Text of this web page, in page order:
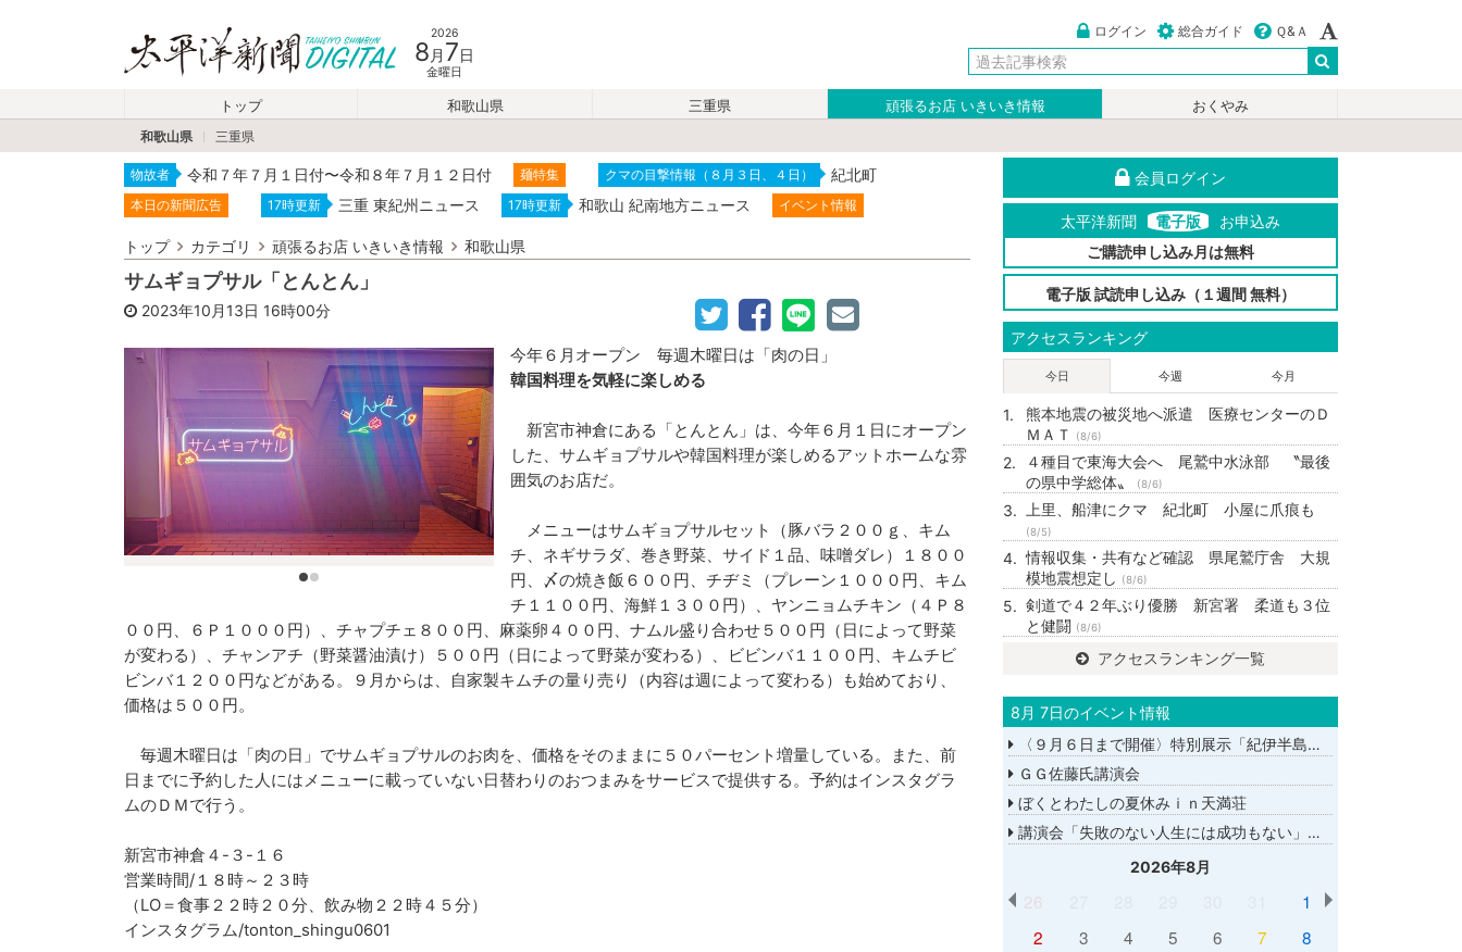
2026
8 月 7日
金曜日
ログイン 総合ガイド Ｑ&Ａ
トップ 和歌山県 三重県 頑張るお店 いきいき情報
おくやみ
和歌山県
三重県
物故者 令和７年７月１日付〜令和８年７月１２日付 麺特集 クマの目撃情報（８月３日、４日） 紀北町
本日の新聞広告 17時更新 三重 東紀州ニュース 17時更新 和歌山 紀南地方ニュース イベント情報
トップ カテゴリ 頑張るお店 いきいき情報 和歌山県
サムギョプサル「とんとん」
2023年10月13日 16時00分
今年６月オープン 毎週木曜日は「肉の日」
韓国料理を気軽に楽しめる
新宮市神倉にある「とんとん」は、今年６月１日にオープン
した、サムギョプサルや韓国料理が楽しめるアットホームな雰
囲気のお店だ。
メニューはサムギョプサルセット（豚バラ２００ｇ、キム
チ、ネギサラダ、巻き野菜、サイド１品、味噌ダレ）１８００
円、〆の焼き飯６００円、チヂミ（プレーン１０００円、キム
チ１１００円、海鮮１３００円）、ヤンニョムチキン（４Ｐ８
００円、６Ｐ１０００円）、チャプチェ８００円、麻薬卵４００円、ナムル盛り合わせ５００円（日によって野菜
が変わる）、チャンアチ（野菜醤油漬け）５００円（日によって野菜が変わる）、ビビンバ１１００円、キムチビ
ビンバ１２００円などがある。９月からは、自家製キムチの量り売り（内容は週によって変わる）も始めており、
価格は５００円。
毎週木曜日は「肉の日」でサムギョプサルのお肉を、価格をそのままに５０パーセント増量している。また、前
日までに予約した人にはメニューに載っていない日替わりのおつまみをサービスで提供する。予約はインスタグラ
ムのＤＭで行う。
新宮市神倉４-３-１６
営業時間/１８時～２３時
（LO＝食事２２時２０分、飲み物２２時４５分）
インスタグラム/tonton_shingu0601
会員ログイン
太平洋新聞 電子版
お申込み
ご購読申し込み月は無料
電子版 試読申し込み（１週間 無料）
アクセスランキング
今日 今週 今月
熊本地震の被災地へ派遣 医療センターのＤ
ＭＡＴ
(8/6)
４種目で東海大会へ 尾鷲中水泳部 〝最後
の県中学総体〟
(8/6)
上里、船津にクマ 紀北町 小屋に爪痕も
(8/5)
情報収集・共有など確認 県尾鷲庁舎 大規
模地震想定し
(8/6)
剣道で４２年ぶり優勝 新宮署 柔道も３位
と健闘 (8/6)
アクセスランキング一覧
8月 7日のイベント情報
〈９月６日まで開催〉特別展示「紀伊半島大水害から１５年－あの日を忘れない－」
ＧＧ佐藤氏講演会
ぼくとわたしの夏休みｉｎ天満荘
講演会「失敗のない人生には成功もない」講師：ＧＧ佐藤さん
2026年8月
26
1
2
3 4 5 6 7
8